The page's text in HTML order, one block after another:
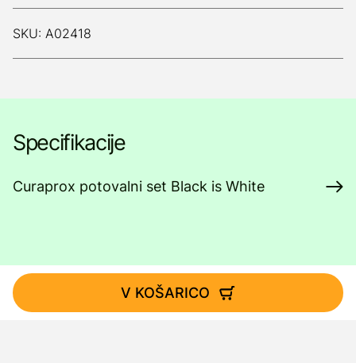
SKU: A02418
Specifikacije
Curaprox potovalni set Black is White
V KOŠARICO